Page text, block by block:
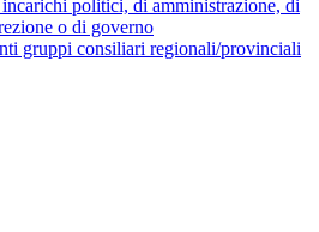
politici, di amministrazione, di
o di governo
gruppi consiliari regionali/provinciali